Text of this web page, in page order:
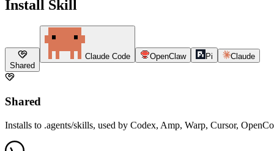
Install Skill
Shared
Claude Code OpenClaw Pi Claude
Shared
Installs to .agents/skills, used by Codex, Amp, Warp, Cursor,